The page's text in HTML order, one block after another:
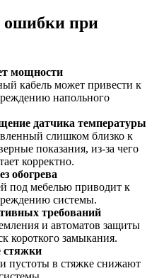
ошибки при
мощности
кабель может привести к
напольного
датчика температуры
слишком близко к
показания, из-за чего
корректно.
обогрева
под мебелью приводит к
системы.
требований
и автоматов защиты
короткого замыкания.
стяжки
пустоты в стяжке снижают